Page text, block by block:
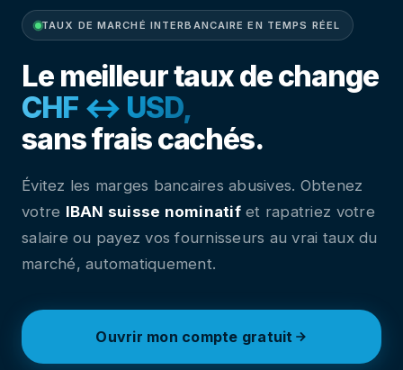
TAUX DE MARCHÉ INTERBANCAIRE EN TEMPS RÉEL
Le meilleur taux de change
CHF ↔ GBP,
sans frais cachés.
Évitez les marges bancaires abusives. Obtenez
votre IBAN suisse nominatifet rapatriez votre
salaire ou payez vos fournisseurs au vrai taux du
marché, automatiquement.
Ouvrir mon compte gratuit